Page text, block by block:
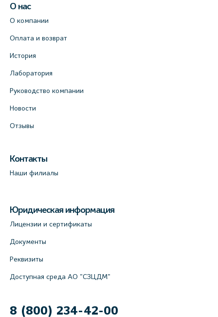
О нас
О компании
Оплата и возврат
История
Лаборатория
Руководство компании
Новости
Отзывы
Контакты
Наши филиалы
Юридическая информация
Лицензии и сертификаты
Документы
Реквизиты
Доступная среда АО "СЗЦДМ"
8 (800) 234-42-00